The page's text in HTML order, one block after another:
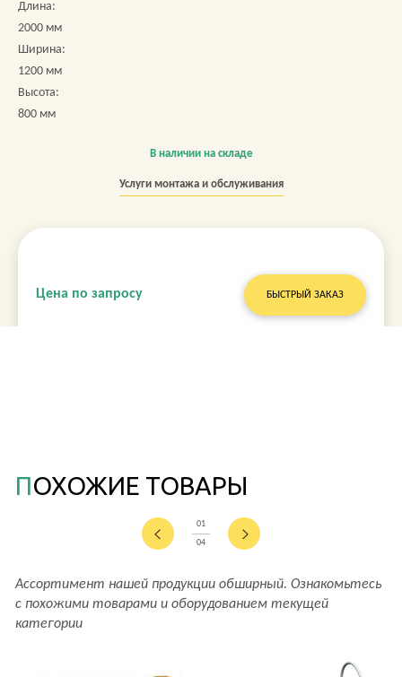
КОНТАКТЫ
+7 (473) 212-11-30
Длина:
2000 мм
Ширина:
1200 мм
Высота:
800 мм
В наличии на складе
Услуги монтажа и обслуживания
Цена по запросу БЫСТРЫЙ ЗАКАЗ
ПОХОЖИЕ ТОВАРЫ
Ассортимент нашей продукции обширный. Ознакомьтесь
с похожими товарами и оборудованием текущей
категории
01
04